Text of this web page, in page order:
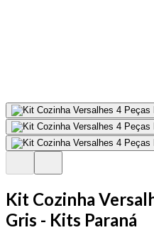
Kit Cozinha
Gris - Kits Paraná